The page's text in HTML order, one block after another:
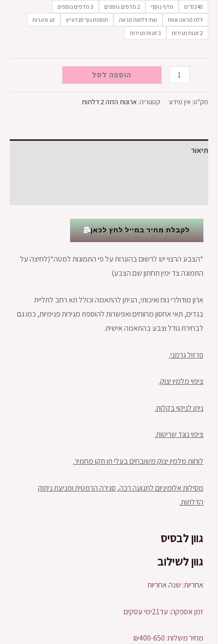
240ס''מ
מדף נוסף 2 מדפים נוספים
3 מדפים נוספים
דלת מראה אחת
שתי דלתות מראה תוספת גוף סנדוו'יץ
זוג מיגרות
2 זוגות מגירות
3 זוגות מגירות
הוספה לסל
מק"ט: אין מידע קטגוריה: ארונות הזזה 2 דלתות
תיאור
לקבלת מחיר במייל לחץ לכאן
*הצבע הרצוי יש לרשום בהערות על פי התמונות למטה*(לחיצה על
התמונה צד ימין תחתון שם הצבע)
ארון מודולרי נוח ואיכותי, הניתן להתאמה וכולל תא רחב לתליית
בגדים, תאי אחסון מרווחים ואפשרות להוספת מגירות פנימיות, כמו גם
לבחירת גודל וצבע בהתאמה אישית.
פרזול גרמני.
ציפוי מלמין יצוק.
ניתן לניקוי בקלות.
ציפוי נוגד שריטות.
לוחות מלמין יצוק משובחים בעלי תו תקן מחמיר.
מסילות אלומיניום לתנועה רכה, סגירה הרמטית ומניעת ניתוק
הדלתות.
גוון לבסיס
גוון לשילוב
אחריות: שנה אחריות
זמן אספקה: עד21ימי עסקים
מחיר משלוח: ₪400-650